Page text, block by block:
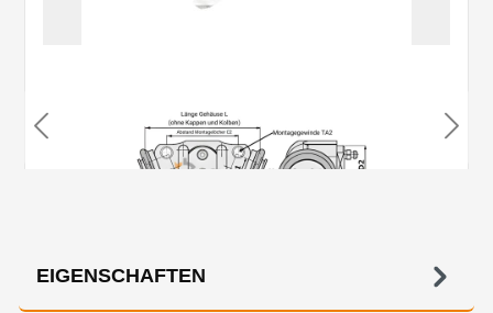
EIGENSCHAFTEN